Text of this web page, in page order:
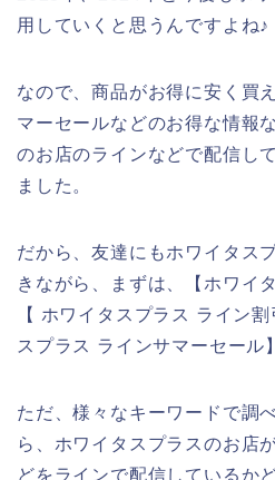
用していくと思うんですよね♪
なので、商品がお得に安く買
マーセールなどのお得な情報
のお店のラインなどで配信し
ました。
だから、友達にもホワイタス
きながら、まずは、【ホワイ
【 ホワイタスプラス ライン
スプラス ラインサマーセール
ただ、様々なキーワードで調
ら、ホワイタスプラスのお店
どをラインで配信しているか